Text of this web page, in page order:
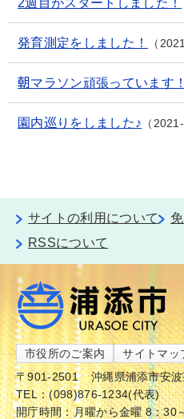
2週目がスタートしました！
発育測定をしました！
朝マラソン頑張っています！
園内巡りをしました♪
サイトの利用について
RSSについて
市役所のご案内 サイトマッ
〒901-2501
沖縄県浦添市安
TEL：(098)876-1234(代表)
開庁時間：月曜から金曜 8：30